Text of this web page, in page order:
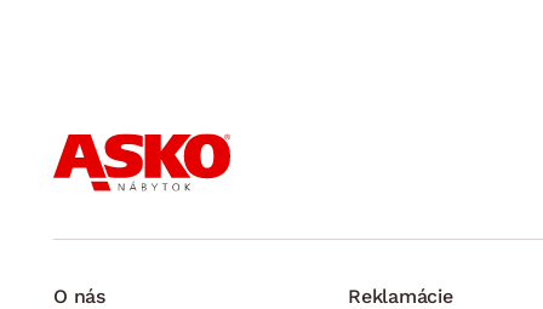
O nás Reklamácie